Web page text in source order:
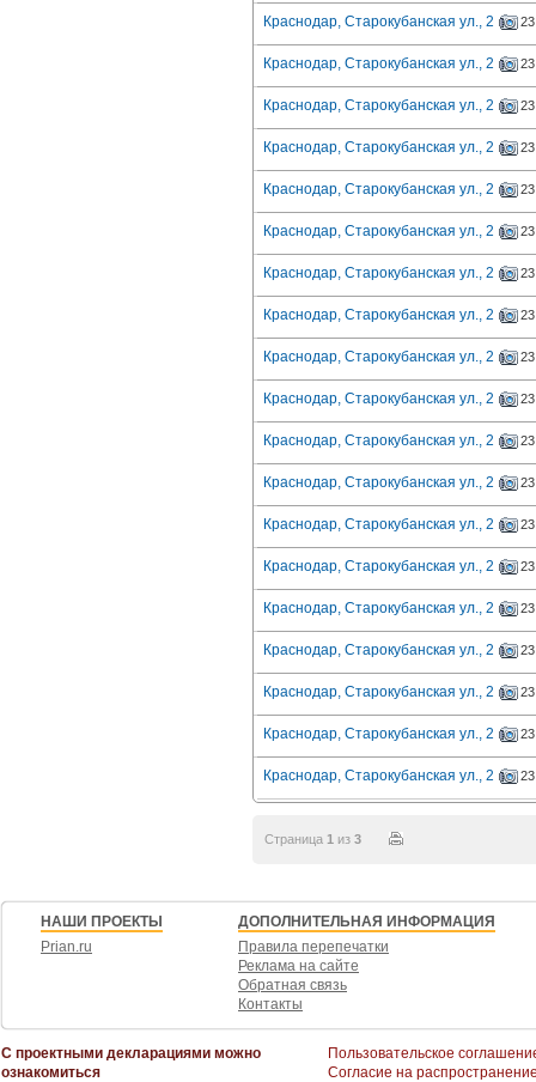
Краснодар, Старокубанская ул., 2 23
Краснодар, Старокубанская ул., 2 23
Краснодар, Старокубанская ул., 2 23
Краснодар, Старокубанская ул., 2 23
Краснодар, Старокубанская ул., 2 23
Краснодар, Старокубанская ул., 2 23
Краснодар, Старокубанская ул., 2 23
Краснодар, Старокубанская ул., 2 23
Краснодар, Старокубанская ул., 2 23
Краснодар, Старокубанская ул., 2 23
Краснодар, Старокубанская ул., 2 23
Краснодар, Старокубанская ул., 2 23
Краснодар, Старокубанская ул., 2 23
Краснодар, Старокубанская ул., 2 23
Краснодар, Старокубанская ул., 2 23
Краснодар, Старокубанская ул., 2 23
Краснодар, Старокубанская ул., 2 23
Краснодар, Старокубанская ул., 2 23
Краснодар, Старокубанская ул., 2 23
Страница 1 из 3
НАШИ ПРОЕКТЫ
Prian.ru
ДОПОЛНИТЕЛЬНАЯ ИНФОРМАЦИЯ
Правила перепечатки
Реклама на сайте
Обратная связь
Контакты
С проектными декларациями можно
ознакомиться
Пользовательское
Согласие на